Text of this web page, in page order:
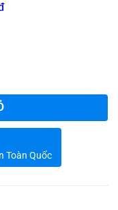
Toàn Quốc